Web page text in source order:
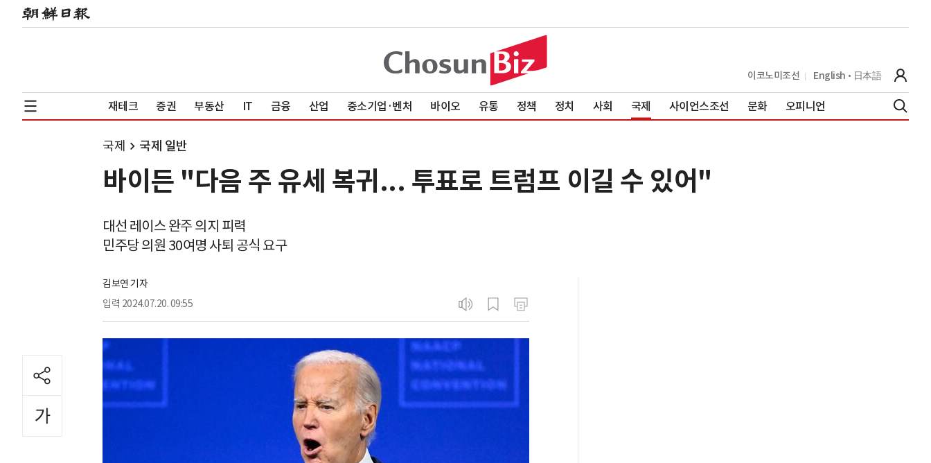
이코노미조선 English 日本語
재테크 증권 부동산 IT 금융 산업 중소기업·벤처 바이오 유통 정책 정치 사회 국제 사이언스조선 문화 오피니언
국제 국제 일반
바이든 "다음 주 유세 복귀... 투표로 트럼프 이길 수 있어"
대선 레이스 완주 의지 피력
민주당 의원 30여명 사퇴 공식 요구
김보연 기자
입력 2024.07.20. 09:55